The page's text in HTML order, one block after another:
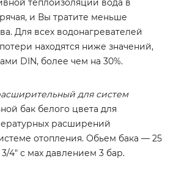
теплоизоляции вода в
и Вы тратите меньше
Для всех водонагревателей
находятся ниже значений,
DIN, более чем на 30%.
для систем
бак белого цвета для
расширений
отопления. Обьем бака — 25
4″ с мах давлением 3 бар.